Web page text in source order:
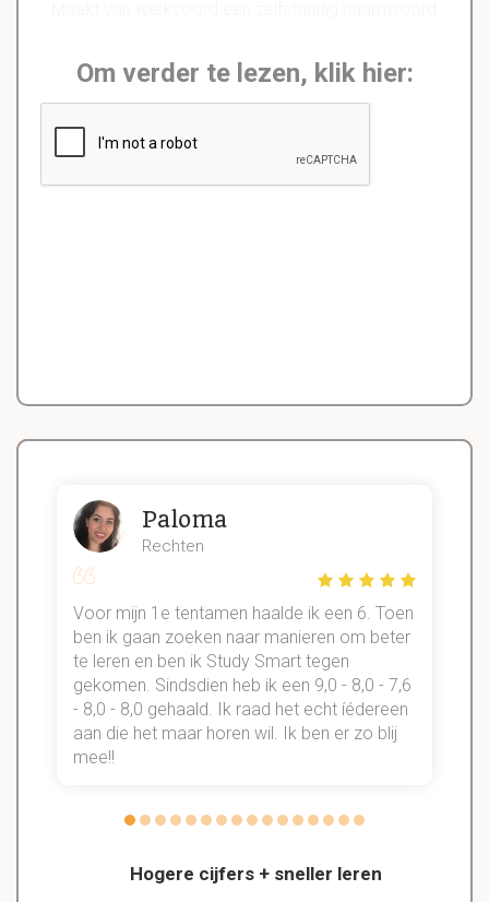
Om verder te lezen, klik hier:
Hogere cijfers + sneller leren
Paloma
Rechten
Voor mijn 1e tentamen haalde ik een 6. Toen
ben ik gaan zoeken naar manieren om beter
te leren en ben ik Study Smart tegen
gekomen. Sindsdien heb ik een 9,0 - 8,0 - 7,6
- 8,0 - 8,0 gehaald. Ik raad het echt íédereen
aan die het maar horen wil. Ik ben er zo blij
mee!!